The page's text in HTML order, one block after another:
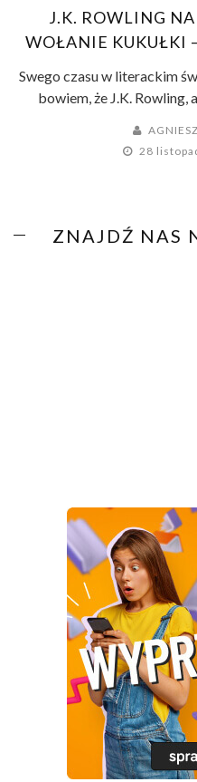
J.K. ROWLING
WOŁANIE KUKUŁKI
Swego czasu w literackim
bowiem, że J.K. Rowling,
28
ZNAJDŹ NAS